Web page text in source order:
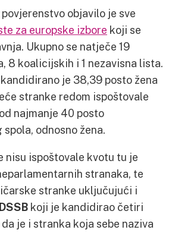
objavilo je sve
za europske izbore koji se
Ukupno se natječe 19
8 koalicijskih i 1 nezavisna lista.
je 38,39 posto žena
stranke redom ispoštovale
najmanje 40 posto
odnosno žena.
nisu ispoštovale kvotu tu je
stranaka, te
stranke uključujući i
koji je kandidirao četiri
je i stranka koja sebe naziva